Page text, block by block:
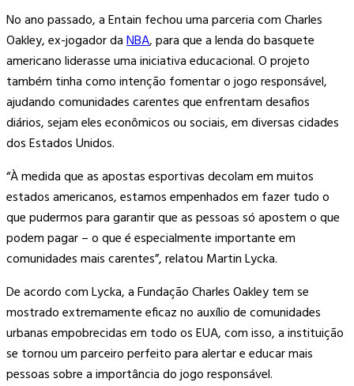
No ano passado, a Entain fechou uma parceria com Charles
Oakley, ex-jogador daNBA, para que a lenda do basquete
americano liderasse uma iniciativa educacional. O projeto
também tinha como intenção fomentar o jogo responsável,
ajudando comunidades carentes que enfrentam desafios
diários, sejam eles econômicos ou sociais, em diversas cidades
dos Estados Unidos.
“À medida que as apostas esportivas decolam em muitos
estados americanos, estamos empenhados em fazer tudo o
que pudermos para garantir que as pessoas só apostem o que
podem pagar – o que é especialmente importante em
comunidades mais carentes”, relatou Martin Lycka.
De acordo com Lycka, a Fundação Charles Oakley tem se
mostrado extremamente eficaz no auxílio de comunidades
urbanas empobrecidas em todo os EUA, com isso, a instituição
se tornou um parceiro perfeito para alertar e educar mais
pessoas sobre a importância do jogo responsável.